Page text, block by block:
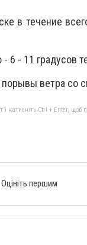
в течение
6 - 11 градусов
ветра со
натисніть Ctrl + Enter, щоб
Оцініть першим